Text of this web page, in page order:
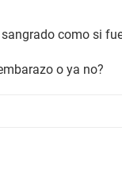
como si
o ya no?